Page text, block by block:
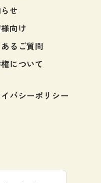
せ
向け
るご質問
について
バシーポリシー